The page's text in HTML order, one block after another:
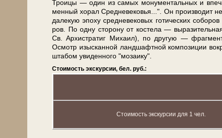
Тро­и­цы — один из са­мых мо­ну­мен­таль­ных и
мен­ный хо­рал Средне­ве­ко­вья...". Он про­из­во­дит
далекую эпо­ху сред­не­ве­ко­вых го­ти­че­ских
ров. По од­ну сто­ро­ну от ко­сте­ла —
Св. Архистратиг Ми­ха­ил), по дру­гую —
Осмотр изыс­кан­ной ланд­шафт­ной ком­по­зи­ции
шта­бом уви­ден­но­го "мо­за­и­ку".
Стоимость экскурсии, бел. руб.:
Стоимость экскурсии для 1 чел.